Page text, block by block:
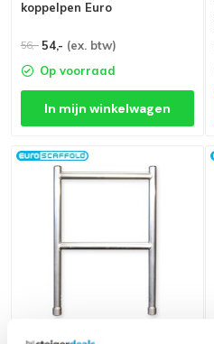
koppelpen Euro
56,- 54,- (ex. btw)
Op voorraad
In mijn winkelwagen
Rolsteiger Leuningframe 90